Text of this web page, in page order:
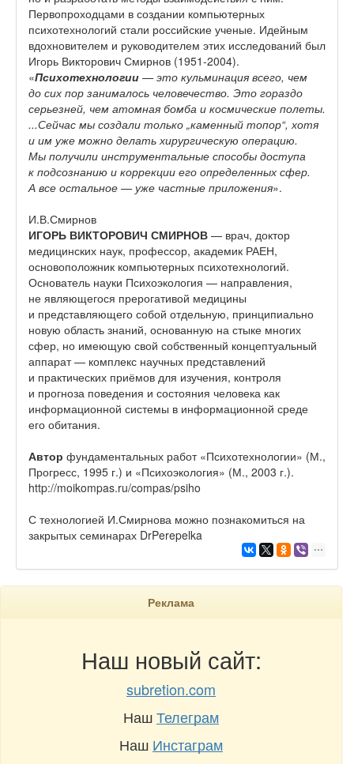
Первопроходцами в создании компьютерных
психотехнологий стали российские ученые. Идейным
вдохновителем и руководителем этих исследований был
Игорь Викторович Смирнов (1951-2004).
«Психотехнологии — это кульминация всего, чем
до сих пор занималось человечество. Это гораздо
серьезней, чем атомная бомба и космические полеты.
...Сейчас мы создали только „каменный топор“, хотя
и им уже можно делать хирургическую операцию.
Мы получили инструментальные способы доступа
к подсознанию и коррекции его определенных сфер.
А все остальное — уже частные приложения».
И.В.Смирнов
ИГОРЬ ВИКТОРОВИЧ СМИРНОВ — врач, доктор
медицинских наук, профессор, академик РАЕН,
основоположник компьютерных психотехнологий.
Основатель науки Психоэкология — направления,
не являющегося прерогативой медицины
и представляющего собой отдельную, принципиально
новую область знаний, основанную на стыке многих
сфер, но имеющую свой собственный концептуальный
аппарат — комплекс научных представлений
и практических приёмов для изучения, контроля
и прогноза поведения и состояния человека как
информационной системы в информационной среде
его обитания.
Автор фундаментальных работ «Психотехнологии» (М.,
Прогресс, 1995 г.) и «Психоэкология» (М., 2003 г.).
http://moikompas.ru/compas/psiho
С технологией И.Смирнова можно познакомиться на
закрытых семинарах DrPerepelka
Реклама
Наш новый сайт:
subretion.com
НашТелеграм
Наш Инстаграм